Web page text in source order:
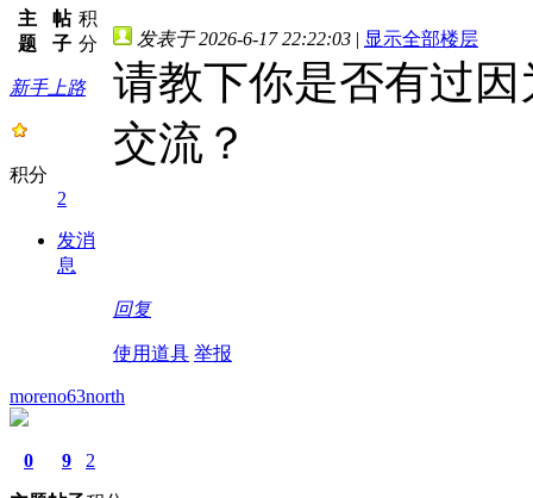
主
题
帖
子
积
分
新手上路
积分
2
发消
息
发表于 2026-6-17 22:22:03 | 显示全部楼层
请教下你是否有过
交流？
回复
使用道具 举报
moreno63north
0 9 2